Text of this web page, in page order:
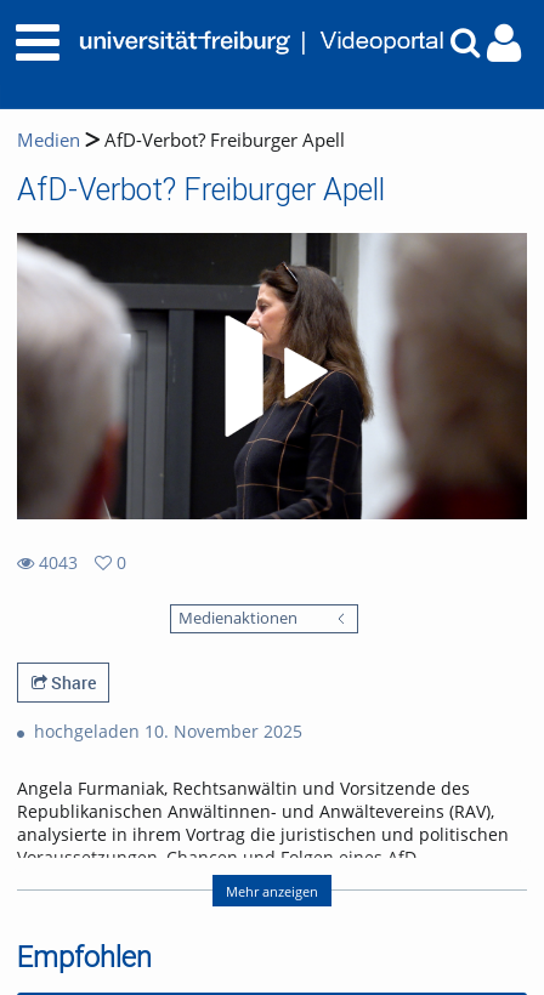
Medien AfD-Verbot? Freiburger Apell
AfD-Verbot? Freiburger Apell
4043
0
Medienaktionen
Share
hochgeladen 10. November 2025
Angela Furmaniak, Rechtsanwältin und Vorsitzende des
Republikanischen Anwältinnen- und Anwältevereins (RAV),
analysierte in ihrem Vortrag die juristischen und politischen
Voraussetzungen, Chancen und Folgen eines AfD-
Bundestagsabgeordneten Chantal Kopf (Bündnis 90/Die
Grünen) und Vinzenz Glaser (Die Linke) und die
Mehr anzeigen
Empfohlen